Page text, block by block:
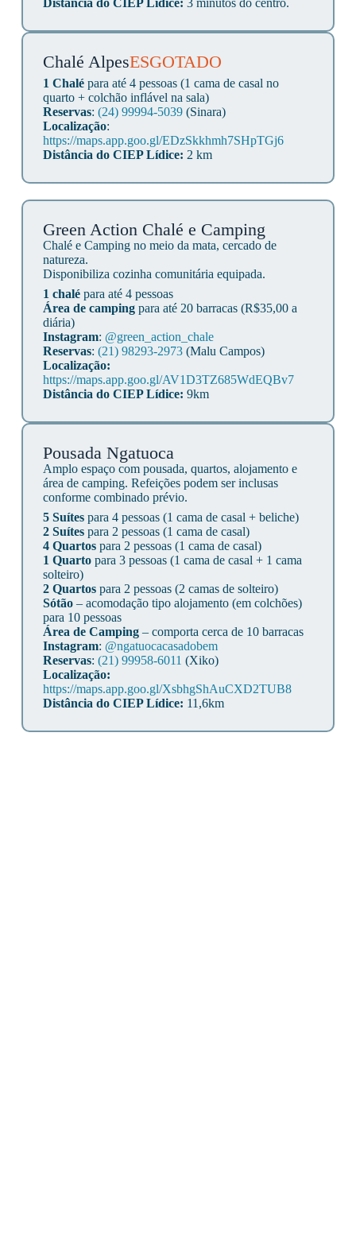
Distância do CIEP Lídice: 3 minutos do centro.
Chalé AlpesESGOTADO
1 Chalé para até 4 pessoas (1 cama de casal no
quarto + colchão inflável na sala)
Reservas: (24) 99994-5039(Sinara)
Localização:
https://maps.app.goo.gl/EDzSkkhmh7SHpTGj6
Distância do CIEP Lídice: 2 km
Green Action Chalé e Camping
Chalé e Camping no meio da mata, cercado de
natureza.
Disponibiliza cozinha comunitária equipada.
1 chalépara até 4 pessoas
Área de campingpara até 20 barracas (R$35,00 a
diária)
Instagram: @green_action_chale
Reservas: (21) 98293-2973(Malu Campos)
Localização:
https://maps.app.goo.gl/AV1D3TZ685WdEQBv7
Distância do CIEP Lídice: 9km
Pousada Ngatuoca
Amplo espaço com pousada, quartos, alojamento e
área de camping. Refeições podem ser inclusas
conforme combinado prévio.
5 Suítespara 4 pessoas (1 cama de casal + beliche)
2 Suítespara 2 pessoas (1 cama de casal)
4 Quartospara 2 pessoas (1 cama de casal)
1 Quartopara 3 pessoas (1 cama de casal + 1 cama
solteiro)
2 Quartospara 2 pessoas (2 camas de solteiro)
Sótão– acomodação tipo alojamento (em colchões)
para 10 pessoas
Área de Camping– comporta cerca de 10 barracas
Instagram: @ngatuocacasadobem
Reservas: (21) 99958-6011 (Xiko)
Localização:
https://maps.app.goo.gl/XsbhgShAuCXD2TUB8
Distância do CIEP Lídice: 11,6km